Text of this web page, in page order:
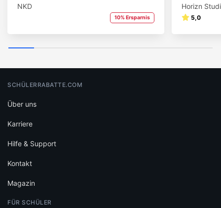
NKD
10% Ersparnis
Horizn
5,0
SCHÜLERRABATTE.COM
Über uns
Karriere
Hilfe & Support
Kontakt
Magazin
FÜR SCHÜLER